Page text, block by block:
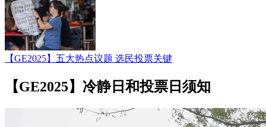
【GE2025】五大热点议题 选民投票关键
【GE2025】冷静日和投票日须知